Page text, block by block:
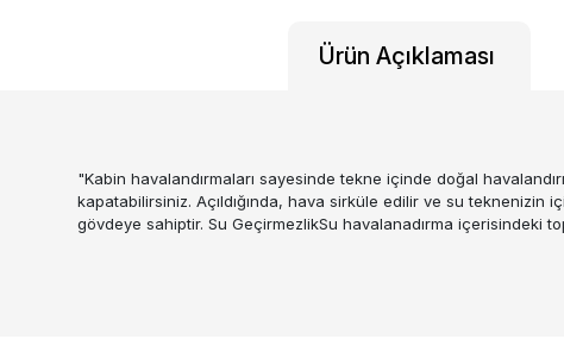
Ürün Açıklaması
"Kabin havalandırmaları sayesinde tekne içinde doğal
kapatabilirsiniz. Açıldığında, hava sirküle edilir ve su teknenizin
gövdeye sahiptir. Su GeçirmezlikSu havalanadırma içerisindeki